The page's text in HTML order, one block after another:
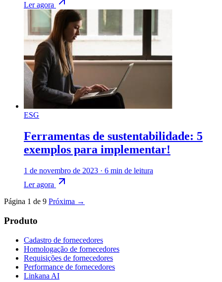
Ler agora
ESG
Ferramentas de sustentabilidade: 5
exemplos para implementar!
1 de novembro de 2023 · 6 min de leitura
Ler agora
Página 1 de 9 Próxima →
Produto
Cadastro de fornecedores
Homologação de fornecedores
Requisições de fornecedores
Performance de fornecedores
Linkana AI